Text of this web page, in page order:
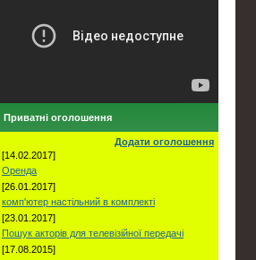
Приватні оголошення
Додати оголошення
[14.02.2017]
Оренда
[26.01.2017]
комп'ютер настільний в комплекті
[23.01.2017]
Пошук акторів для телевізійної передачі
[17.08.2015]